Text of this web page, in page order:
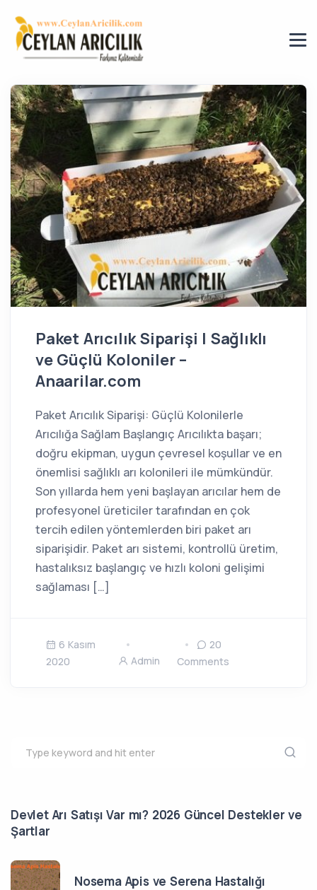
Paket Arıcılık Siparişi | Sağlıklı
ve Güçlü Koloniler –
Anaarilar.com
Paket Arıcılık Siparişi: Güçlü Kolonilerle
Arıcılığa Sağlam Başlangıç Arıcılıkta başarı;
doğru ekipman, uygun çevresel koşullar ve en
önemlisi sağlıklı arı kolonileri ile mümkündür.
Son yıllarda hem yeni başlayan arıcılar hem de
profesyonel üreticiler tarafından en çok
tercih edilen yöntemlerden biri paket arı
siparişidir. Paket arı sistemi, kontrollü üretim,
hastalıksız başlangıç ve hızlı koloni gelişimi
sağlaması […]
6 Kasım
2020
Admin
20
Comments
Devlet Arı Satışı Var mı? 2026 Güncel Destekler ve
Şartlar
Nosema Apis ve Serena Hastalığı